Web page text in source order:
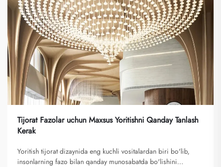
Tijorat Fazolar uchun Maxsus Yoritishni Qanday Tanlash
Kerak
Yoritish tijorat dizaynida eng kuchli vositalardan biri bo'lib,
insonlarning fazo bilan qanday munosabatda bo'lishini